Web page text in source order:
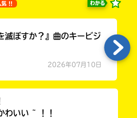
気 !! わかる
滅ぼすか？』曲のキービジ
2026年07月10日
わいい ~ ！！